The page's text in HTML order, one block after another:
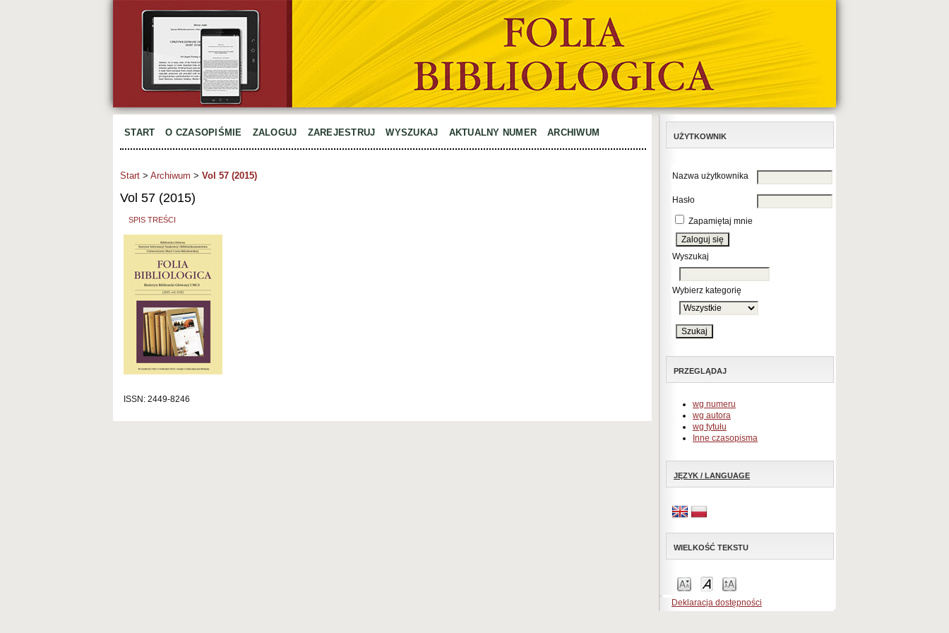
UŻYTKOWNIK
Nazwa użytkownika
Hasło
Zapamiętaj mnie
Wyszukaj
Wybierz kategorię
PRZEGLĄDAJ
wg numeru
wg autora
wg tytułu
Inne czasopisma
JĘZYK / LANGUAGE
WIELKOŚĆ TEKSTU
Deklaracja dostępności
START O CZASOPIŚMIE ZALOGUJ ZAREJESTRUJ WYSZUKAJ AKTUALNY NUMER ARCHIWUM
Start > Archiwum > Vol 57 (2015)
Vol 57 (2015)
SPIS TREŚCI
ISSN: 2449-8246